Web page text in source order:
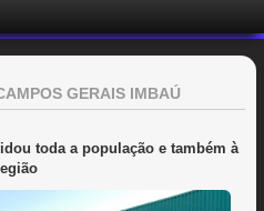
GERAIS IMBAÚ
toda a população e também à